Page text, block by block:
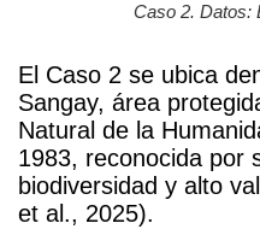
Caso 2. Datos:
El Caso 2 se ubica
Sangay, área
Natural de la
1983, reconocida por
biodiversidad y alto
et al., 2025).